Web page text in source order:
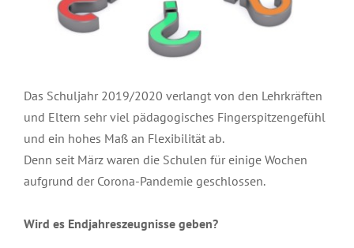
Das Schuljahr 2019/2020 verlangt von den Lehrkräften
und Eltern sehr viel pädagogisches Fingerspitzengefühl
und ein hohes Maß an Flexibilität ab.
Denn seit März waren die Schulen für einige Wochen
aufgrund der Corona-Pandemie geschlossen.
Wird es Endjahreszeugnisse geben?